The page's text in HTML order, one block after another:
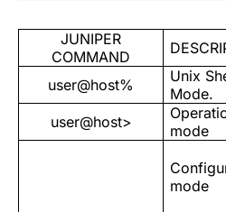
JUNIPER
COMMAND
user@host%
Unix
Mode.
user@host>
mode
mode